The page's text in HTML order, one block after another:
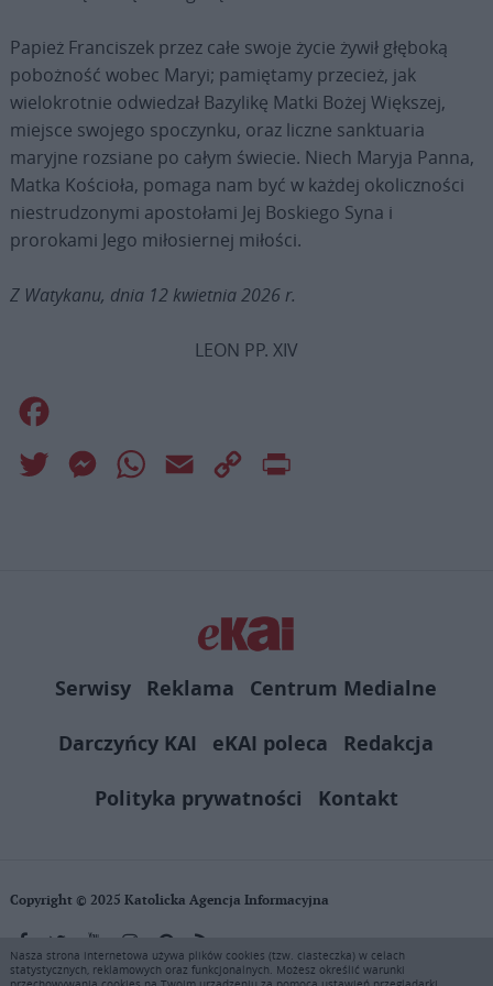
Papież Franciszek przez całe swoje życie żywił głęboką
pobożność wobec Maryi; pamiętamy przecież, jak
wielokrotnie odwiedzał Bazylikę Matki Bożej Większej,
miejsce swojego spoczynku, oraz liczne sanktuaria
maryjne rozsiane po całym świecie. Niech Maryja Panna,
Matka Kościoła, pomaga nam być w każdej okoliczności
niestrudzonymi apostołami Jej Boskiego Syna i
prorokami Jego miłosiernej miłości.
Z Watykanu, dnia 12 kwietnia 2026 r.
LEON PP. XIV
Twitter MessengerWhatsApp
Email
Copy
Serwisy Reklama
Centrum Medialne
Darczyńcy KAI
eKAI poleca
Redakcja
Polityka prywatności
Kontakt
Copyright © 2025 Katolicka Agencja Informacyjna
KAI zastrzega wszelkie prawa do serwisu. Użytkownicy mogą pobierać
Nasza strona internetowa używa plików cookies (tzw. ciasteczka) w celach
statystycznych, reklamowych oraz funkcjonalnych. Możesz określić warunki